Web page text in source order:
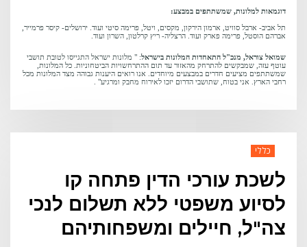
דוגמאות למלונות, שמשתתפים במבצע:
תל אביב- ארבל סוויט, ארמון הירקון, מקסים, ויטל, פרימה סיטי ועוד. ירושלים- קיסר פרמייר,
אברהם הוסטל, פרימה פארק ועוד. הרצליה- ריץ קרלטון, השרון ועוד.
שמואל צוראל, מנכ"ל התאחדות המלונות בישראל: " מלונות ישראל התגייסו לטובת תושבי
עוטף עזה, שמבקשים להתרחק מהאזור עד תום ההתרחשויות הביטחוניות. כל המלונות,
שמשתתפים מציעים חדרים במבצעים מיוחדים. אנו רואים היענות גבוהה מצד המלונות מכל
רחבי הארץ. אני בטוח, שתושבי הדרום יזכו לאירוח מחבק ומרגיע" .
כללי
לשכת עורכי הדין פתחה קו
לסיוע משפטי ללא תשלום לנכי
צה"ל, חיילים ומשפחותיהם